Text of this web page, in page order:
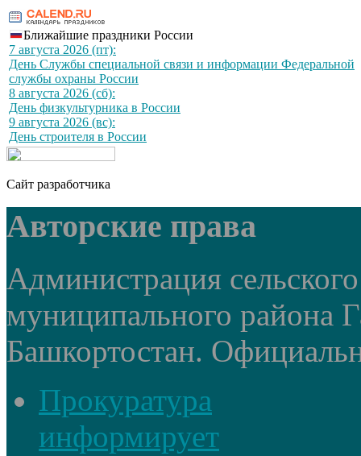
Ближайшие праздники России
7 августа 2026 (пт):
День Службы специальной связи и информации Федеральной
службы охраны России
8 августа 2026 (сб):
День физкультурника в России
9 августа 2026 (вс):
День строителя в России
Сайт разработчика
Авторские права
Администрация
муниципального района
Башкортостан.
Прокуратура
информирует